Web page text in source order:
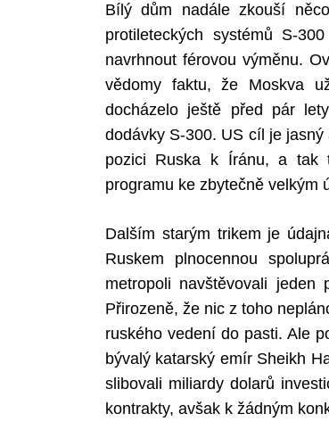
Bílý dům nadále zkouší
protileteckých systémů S-
navrhnout férovou výměnu.
vědomy faktu, že Moskva
docházelo ještě před pár
dodávky S-300. US cíl je
pozici Ruska k Íránu, a tak
programu ke zbytečně velkým
Dalším starým trikem je
Ruskem plnocennou
metropoli navštěvovali
Přirozeně, že nic z toho
ruského vedení do pasti. Ale
bývalý katarský emír Sheikh
slibovali miliardy dolarů
kontrakty, avšak k žádným